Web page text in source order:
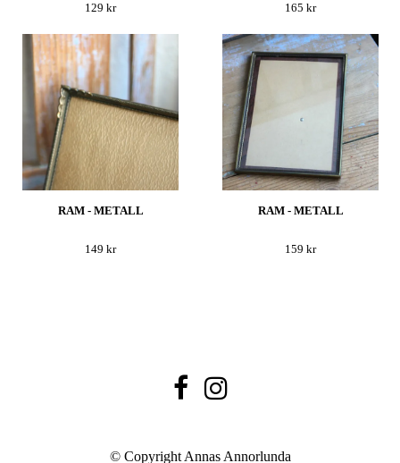
129 kr 165 kr
RAM - METALL
149 kr
RAM - METALL
159 kr
© Copyright Annas Annorlunda